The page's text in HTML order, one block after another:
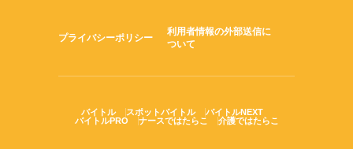
プライバシーポリシー
利用者情報の外部送信に
ついて
バイトル スポットバイトル
バイトルNEXT
バイトルPRO
ナースではたらこ 介護ではたらこ